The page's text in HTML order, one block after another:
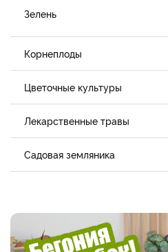
Зелень
Корнеплоды
Цветочные культуры
Лекарственные травы
Садовая земляника